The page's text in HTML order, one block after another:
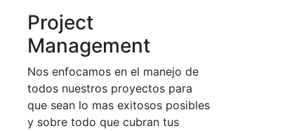
Project
Management
Nos enfocamos en el manejo de
todos nuestros proyectos para
que sean lo mas exitosos posibles
y sobre todo que cubran tus